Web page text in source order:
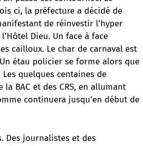
ci, la préfecture a décidé de
de réinvestir l’hyper
Dieu. Un face à face
cailloux. Le char de carnaval est
étau policier se forme alors que
quelques centaines de
BAC et des CRS, en allumant
continuera jusqu’en début de
Des journalistes et des